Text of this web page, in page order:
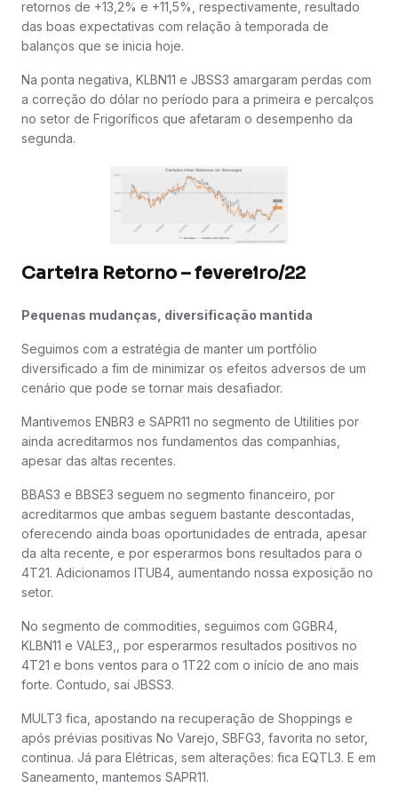
retornos de +13,2% e +11,5%, respectivamente, resultado
das boas expectativas com relação à temporada de
balanços que se inicia hoje.
Na ponta negativa, KLBN11 e JBSS3 amargaram perdas com
a correção do dólar no período para a primeira e percalços
no setor de Frigoríficos que afetaram o desempenho da
segunda.
Carteira Retorno – fevereiro/22
Pequenas mudanças, diversificação mantida
Seguimos com a estratégia de manter um portfólio
diversificado a fim de minimizar os efeitos adversos de um
cenário que pode se tornar mais desafiador.
Mantivemos ENBR3 e SAPR11 no segmento de Utilities por
ainda acreditarmos nos fundamentos das companhias,
apesar das altas recentes.
BBAS3 e BBSE3 seguem no segmento financeiro, por
acreditarmos que ambas seguem bastante descontadas,
oferecendo ainda boas oportunidades de entrada, apesar
da alta recente, e por esperarmos bons resultados para o
4T21. Adicionamos ITUB4, aumentando nossa exposição no
setor.
No segmento de commodities, seguimos com GGBR4,
KLBN11 e VALE3,, por esperarmos resultados positivos no
4T21 e bons ventos para o 1T22 com o início de ano mais
forte. Contudo, sai JBSS3.
MULT3 fica, apostando na recuperação de Shoppings e
após prévias positivas No Varejo, SBFG3, favorita no setor,
continua. Já para Elétricas, sem alterações: fica EQTL3. E em
Saneamento, mantemos SAPR11.